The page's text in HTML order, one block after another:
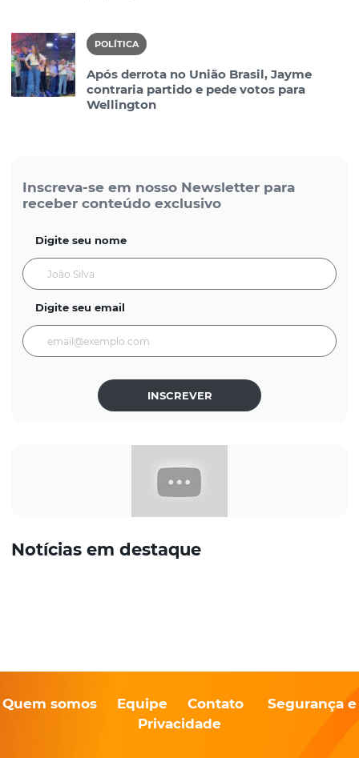
POLÍTICA
Após derrota no União Brasil, Jayme
contraria partido e pede votos para
Wellington
Inscreva-se em nosso Newsletter para
receber conteúdo exclusivo
Digite seu nome
Digite seu email
INSCREVER
Notícias em destaque
Quem somos Equipe Contato
Segurança e
Privacidade